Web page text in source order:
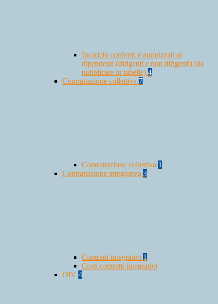
Incarichi conferiti e autorizzati ai
dipendenti (dirigenti e non dirigenti) (da
pubblicare in tabelle) 4
Contrattazione collettiva 7
Contrattazione collettiva 1
Contrattazione integrativa 3
Contratti integrativi 1
Costi contratti integrativi
OIV 4